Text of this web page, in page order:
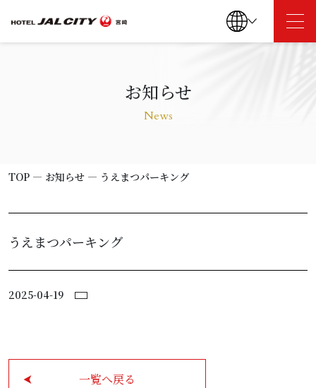
レストラン
駐車場のご案内
お知らせ
News
TOP ― お知らせ ― うえまつパーキング
うえまつパーキング
2025-04-19
一覧へ戻る